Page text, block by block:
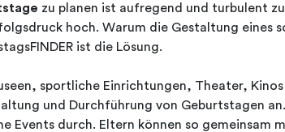
zu planen ist aufregend und turbulent
hoch. Warum die Gestaltung eines
ist die Lösung.
sportliche Einrichtungen, Theater,
und Durchführung von Geburtstagen
Events durch. Eltern können so gemeinsam